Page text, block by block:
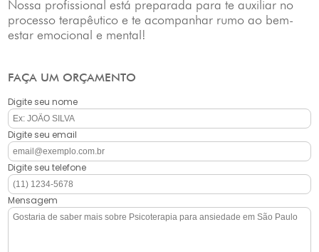
Nossa profissional está preparada para te auxiliar no
processo terapêutico e te acompanhar rumo ao bem-
estar emocional e mental!
FAÇA UM ORÇAMENTO
Digite seu nome
Digite seu email
Digite seu telefone
Mensagem